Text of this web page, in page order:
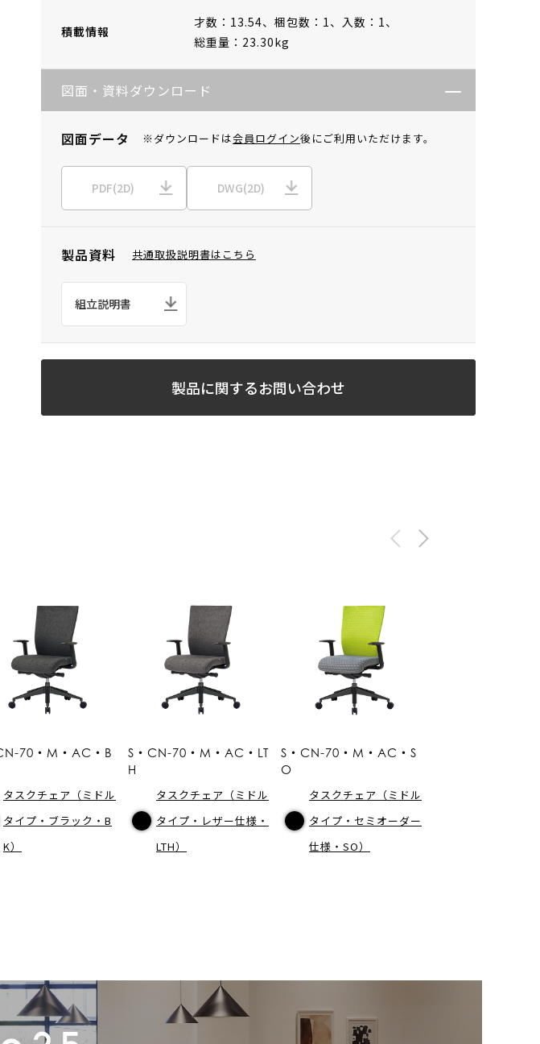
積載情報
才数：13.54、 梱包数：1、 入数：1、
総重量：23.30kg
図面・資料ダウンロード
図面データ ※ダウンロードは会員ログイン後にご利用いただけます。
PDF(2D) DWG(2D)
製品資料 共通取扱説明書はこちら
組立説明書
製品に関するお問い合わせ
70・M・AC・B
タスクチェア（ミドル
タイプ・ブラック・B
K）
S・CN-70・M・AC・LT
H
タスクチェア（ミドル
タイプ・レザー仕様・
LTH）
S・CN-70・M・AC・S
O
タスクチェア（ミドル
タイプ・セミオーダー
仕様・SO）